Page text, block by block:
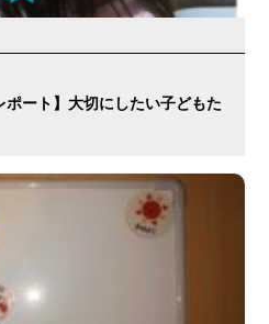
ポート】大切にしたい子どもた